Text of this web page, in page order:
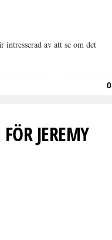
av att se om det
0
JEREMY